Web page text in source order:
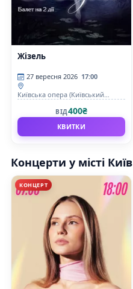
Жізель
27 вересня 2026 17:00
Київська опера (Київський
театр опери та балету для дітей
та юнацтва)
ВІД400₴
КВИТКИ
Концерти у місті Київ
КОНЦЕРТ